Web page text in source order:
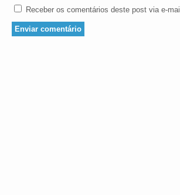
Receber os comentários deste post via e-mail